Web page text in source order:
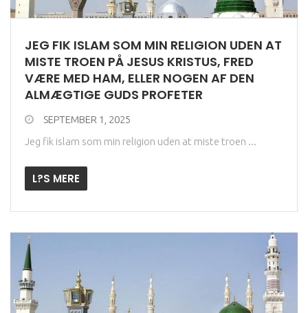
JEG FIK ISLAM SOM MIN RELIGION UDEN AT
MISTE TROEN PÅ JESUS KRISTUS, FRED
VÆRE MED HAM, ELLER NOGEN AF DEN
ALMÆGTIGE GUDS PROFETER
SEPTEMBER 1, 2025
Jeg fik islam som min religion uden at miste troen ...
L?S MERE